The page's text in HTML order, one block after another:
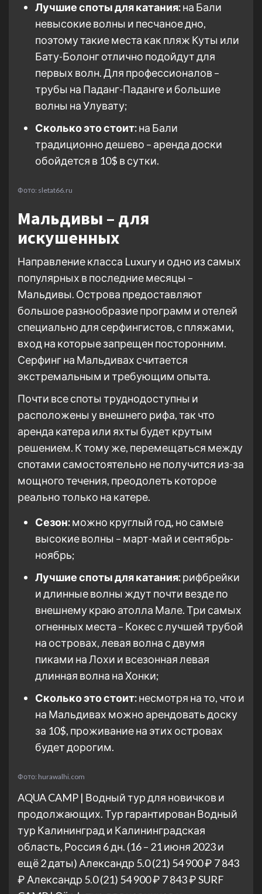
Лучшие споты для катания:на Бали
невысокие волны и песчаное дно,
поэтому такие места как пляж Куты или
Бату-Болонг отлично подойдут для
первых волн. Для профессионалов –
трубы на Паданг-Паданге и большие
волны на Улувату;
Сколько это стоит:на Бали
традиционно дешево – аренда доски
обойдется в 10$ в сутки.
Фото: sletat66.ru
Мальдивы – для
искушенных
Направление класса Luxury и одно из самых
популярных в последние месяцы –
Мальдивы. Острова предоставляют
большое разнообразие программ и отелей
специально для серфингистов, с пляжами,
вход на которые запрещен посторонним.
Серфинг на Мальдивах считается
экстремальным и требующим опыта.
Почти все споты труднодоступны и
расположены у внешнего рифа, так что
аренда катера или яхты будет крутым
решением. К тому же, перемещаться между
спотами самостоятельно не получится из-за
мощного течения, преодолеть которое
реально только на катере.
Сезон:можно круглый год, но самые
высокие волны – март-май и сентябрь-
ноябрь;
Лучшие споты для катания:рифбрейки
и длинные волны ждут почти везде по
внешнему краю атолла Мале. Три самых
огненных места – Кокес с лучшей трубой
на островах, левая волна с двумя
пиками на Лохи и всезонная левая
длинная волна на Хонки;
Сколько это стоит:несмотря на то, что и
на Мальдивах можно арендовать доску
за 10$, проживание на этих островах
будет дорогим.
Фото: hurawalhi.com
AQUA CAMP | Водный тур для новичков и
продолжающих. Тур гарантирован Водный
тур Калининград и Калининградская
область, Россия 6 дн. (16 – 21 июня 2023 и
ещё 2 даты) Александр 5.0(21) 54 900 ₽ 7 843
₽ Александр 5.0(21) 54 900 ₽ 7 843 ₽SURF